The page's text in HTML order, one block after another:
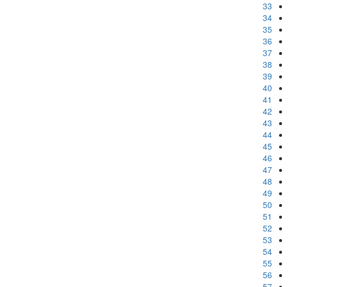
33
34
35
36
37
38
39
40
41
42
43
44
45
46
47
48
49
50
51
52
53
54
55
56